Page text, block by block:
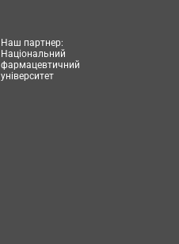
Наш партнер:
Національний
фармацевтичний
університет